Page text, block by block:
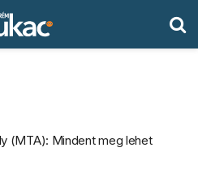
(MTA): Mindent meg lehet